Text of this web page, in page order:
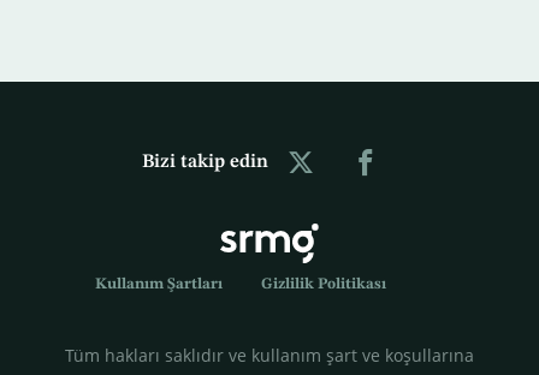
Bizi takip edin
Kullanım Şartları Gizlilik Politikası
Tüm hakları saklıdır ve kullanım şart ve koşullarına